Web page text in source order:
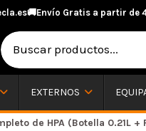
🚚Envío Gratis a partir de
EXTERNOS
de HPA (Botella 0.21L